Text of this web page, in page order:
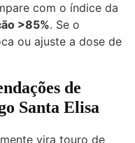
com o índice da
>85%. Se o
ou ajuste a dose de
de
Santa Elisa
vira touro de